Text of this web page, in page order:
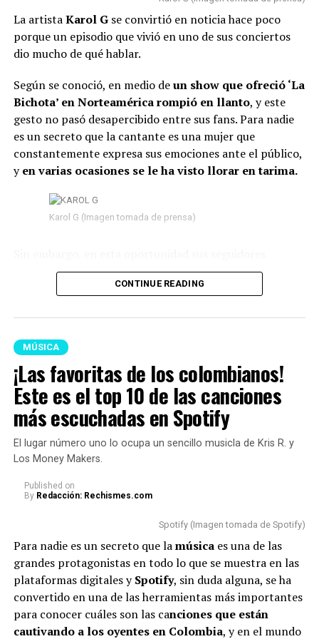
Además, un asunto en especial ha dado mucho de qué
hablar. Para esta ocasión, algunas personas han
descubierto posibles referencias que serían
especularon que hay una barra específica que
estaría dirigida a él.
“Ya no tengo ángel que
cuida de mí”, se escuchó.
Las referencias en las
canciones de Karol g y feid
son muy fuertes.
pic.twitter.com/hZgmd9tVUq
— feid (@feidxsar)August
7, 2026
Otros relacionaronla canción ‘Si lo ven’ con un
sencillo de El Ferrxo.
La artistaKarol Gse convirtió en noticia hace poco
porque un episodio que vivió en uno de sus conciertos
dio mucho de qué hablar.
Según se conoció, en medio deun show que ofreció ‘La
Bichota’ en Norteamérica rompió en llanto, y este
gesto no pasó desapercibido entre sus fans. Para nadie
es un secreto que la cantante es una mujer que
constantemente expresa sus emociones ante el público,
yen varias ocasiones se le ha visto llorar en tarima.
Karol G (Imagen tomada de prensa)
señalaron que habría sido diferente,pues su llanto no
parecía ser de felicidad, sino de tristeza.
lágrimas caían una tras otra y su semblante
reflejaba nostalgia.
Lee también: “No puedo más”: La Blanquita reveló,
destrozada en llanto, que terminó con Naim por las
faltas de respeto
Como era de esperarse, los internautas no tardaron en
reaccionar en redes sociales y opinar sobre las razones
por las cuales
Cabe aclarar que, en medio del concierto, la famosa
se debía a la emoción que estaba viviendo junto a
ellos.
“Me siento supremamente
agradecida por el amor que me
CONTINUE READING
MÚSICA
¡Las favoritas de los colombianos!
Este es el top 10 de las canciones
más escuchadas en Spotify
El lugar número uno lo ocupa un sencillo musicla de Kris R. y
Los Money Makers.
Published on
By Redacción: Rechismes.com
Spotify (Imagen tomada de Spotify)
Para nadie es un secreto que lamúsicaes una de las
grandes protagonistas en todo lo que se muestra en las
plataformas digitales ySpotify, sin duda alguna, se ha
convertido en una de las herramientas más importantes
para conocer cuáles son las canciones que están
cautivando a los oyentes en Colombia, y en el mundo